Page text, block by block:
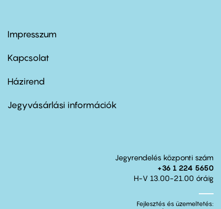
Footer
first
Impresszum
Kapcsolat
Footer
second
Házirend
Jegyvásárlási információk
Jegyrendelés központi szám
+36 1 224 5650
H-V 13.00-21.00 óráig
Fejlesztés és üzemeltetés: